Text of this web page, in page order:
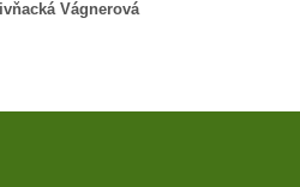
Vágnerová